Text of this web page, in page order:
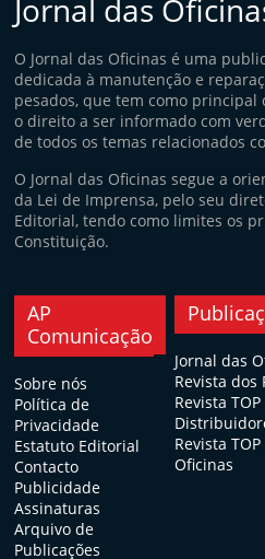
Jornal das
O Jornal das Oficinas é uma
dedicada à manutenção e
pesados, que tem como
o direito a ser informado com
de todos os temas relacionados
O Jornal das Oficinas segue a
da Lei de Imprensa, pelo seu
Editorial, tendo como limites os
Constituição.
AP
Comunicação
Sobre nós
Política de
Privacidade
Estatuto Editorial
Contacto
Publicidade
Assinaturas
Arquivo de
Publicações
Jornal das
Revista dos
Revista
Revista
Oficinas